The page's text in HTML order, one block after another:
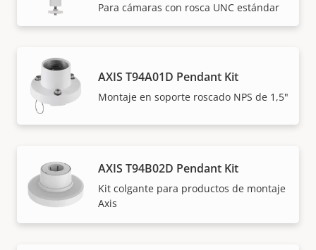
Para cámaras con rosca UNC estándar
AXIS T94A01D Pendant Kit
Montaje en soporte roscado NPS de 1,5"
AXIS T94B02D Pendant Kit
Kit colgante para productos de montaje
Axis